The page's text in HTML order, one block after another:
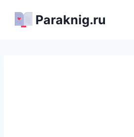
Paraknig.ru